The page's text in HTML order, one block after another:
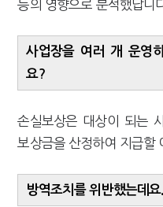
등의 영향으로 분석했답니
사업장을 여러 개 운영
요?
손실보상은 대상이 되는
보상금을 산정하여 지급할
방역조치를 위반했는데